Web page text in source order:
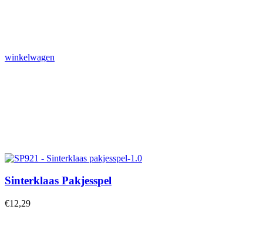
winkelwagen
Sinterklaas Pakjesspel
€12,29